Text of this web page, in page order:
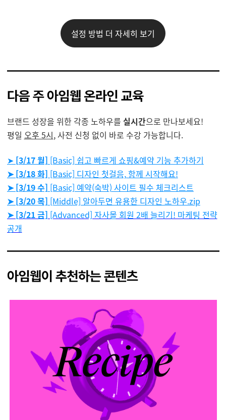
설정 방법 더 자세히 보기
브랜드 성장을 위한 각종 노하우를 실시간으로 만나보세요!
평일 오후 5시, 사전 신청 없이 바로 수강 가능합니다.
➤ [3/17 월] [Basic] 쉽고 빠르게 쇼핑&예약 기능 추가하기
➤ [3/18 화] [Basic] 디자인 첫걸음, 함께 시작해요!
➤ [3/19 수] [Basic] 예약(숙박) 사이트 필수 체크리스트
➤ [3/20 목] [Middle] 알아두면 유용한 디자인 노하우.zip
➤ [3/21 금] [Advanced] 자사몰 회원 2배 늘리기! 마케팅 전략
공개